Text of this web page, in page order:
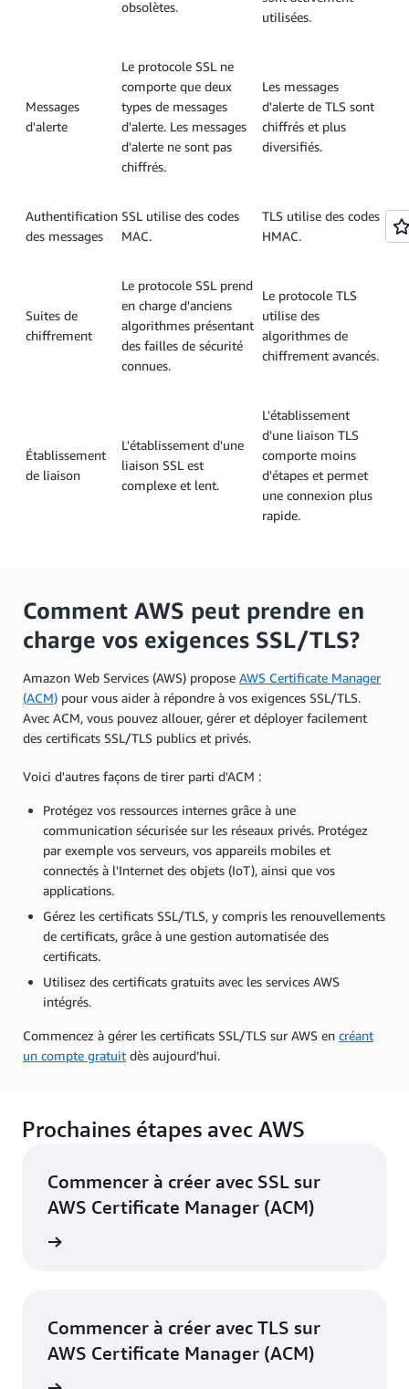
obsolètes.
utilisées.
Messages
d'alerte
Le protocole SSL ne
comporte que deux
types de messages
d'alerte. Les messages
d'alerte ne sont pas
chiffrés.
Les messages
d'alerte de TLS sont
chiffrés et plus
diversifiés.
Authentification
des messages
SSL utilise des codes
MAC.
TLS utilise des codes
HMAC.
Suites de
chiffrement
Le protocole SSL prend
en charge d'anciens
algorithmes présentant
des failles de sécurité
connues.
Le protocole TLS
utilise des
algorithmes de
chiffrement avancés.
Établissement
de liaison
L'établissement d'une
liaison SSL est
complexe et lent.
L'établissement
d'une liaison TLS
comporte moins
d'étapes et permet
une connexion plus
rapide.
Comment AWS peut prendre en
charge vos exigences SSL/TLS?
Amazon Web Services (AWS) propose AWS Certificate Manager
(ACM) pour vous aider à répondre à vos exigences SSL/TLS.
Avec ACM, vous pouvez allouer, gérer et déployer facilement
des certificats SSL/TLS publics et privés.
Voici d'autres façons de tirer parti d'ACM :
Protégez vos ressources internes grâce à une
communication sécurisée sur les réseaux privés. Protégez
par exemple vos serveurs, vos appareils mobiles et
connectés à l'Internet des objets (IoT), ainsi que vos
applications.
Gérez les certificats SSL/TLS, y compris les renouvellements
de certificats, grâce à une gestion automatisée des
certificats.
Utilisez des certificats gratuits avec les services AWS
intégrés.
Commencez à gérer les certificats SSL/TLS sur AWS en créant
un compte gratuit dès aujourd’hui.
Prochaines étapes avec AWS
Commencer à créer avec SSL sur
AWS Certificate Manager (ACM)
Commencer à créer avec TLS sur
AWS Certificate Manager (ACM)